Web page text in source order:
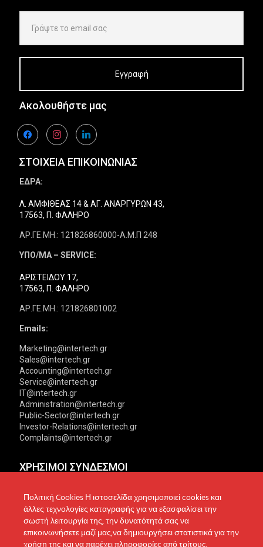
Ακολουθήστε μας
facebookinstagramlinkedin
ΣΤΟΙΧΕΙΑ ΕΠΙΚΟΙΝΩΝΙΑΣ
ΕΔΡΑ:
Λ. ΑΜΦΙΘΕΑΣ 14 & ΑΓ. ΑΝΑΡΓΥΡΩΝ 43,
17563, Π. ΦΑΛΗΡΟ
ΑΡ.ΓΕ.ΜΗ.: 121826860000-Α.Μ.Π 248
ΥΠΟ/ΜΑ – SERVICE:
ΑΡΙΣΤΕΙΔΟΥ 17,
17563, Π. ΦΑΛΗΡΟ
ΑΡ.ΓΕ.ΜΗ.: 121826801002
Emails:
Marketing@intertech.gr
Sales@intertech.gr
Accounting@intertech.gr
Service@intertech.gr
IT@intertech.gr
Administration@intertech.gr
Public-Sector@intertech.gr
Investor-Relations@intertech.gr
Complaints@intertech.gr
ΧΡΗΣΙΜΟΙ ΣΥΝΔΕΣΜΟΙ
Δίκτυο συνεργατών
Τεχνική υποστήριξη
Πολιτική Απορρήτου
Πολιτική Cookies
Πολιτική Προστασίας
Πολιτική Cookies Η ιστοσελίδα χρησιμοποιεί cookies και
άλλες τεχνολογίες καταγραφής για να εξασφαλίσει την
σωστή λειτουργία της, την δυνατότητά σας να
επικοινωνήσετε μαζί μας,να δημιουργήσει στατιστικά για την